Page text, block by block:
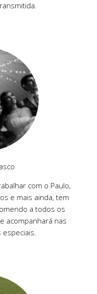
com o Paulo,
e mais ainda, tem
a todos os
acompanhará nas